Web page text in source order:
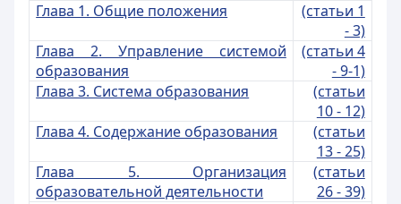
Глава 1. Общие положения
(статьи 1
- 3)
Глава 2. Управление системой
образования
(статьи 4
- 9-1)
Глава 3. Система образования
(статьи
10 - 12)
Глава 4. Содержание образования
(статьи
13 - 25)
Глава 5. Организация
образовательной деятельности
(статьи
26 - 39)